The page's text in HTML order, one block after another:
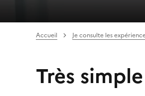
Accueil Je consulte les
Très